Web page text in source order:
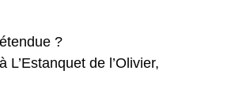
?
L’Estanquet de l’Olivier,